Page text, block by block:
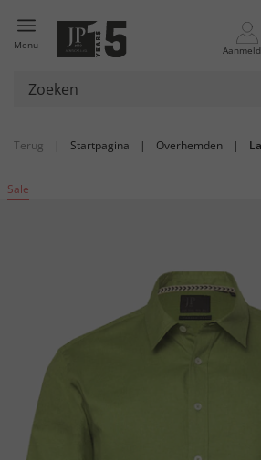
Menu
Terug | Startpagina | Overhemden |
Sale